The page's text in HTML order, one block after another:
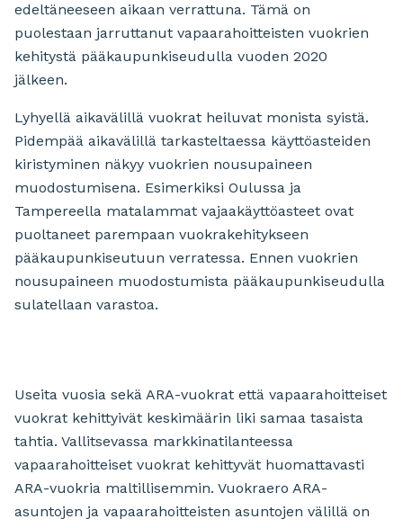
edeltäneeseen aikaan verrattuna. Tämä on
puolestaan jarruttanut vapaarahoitteisten vuokrien
kehitystä pääkaupunkiseudulla vuoden 2020
jälkeen.
Lyhyellä aikavälillä vuokrat heiluvat monista syistä.
Pidempää aikavälillä tarkasteltaessa käyttöasteiden
kiristyminen näkyy vuokrien nousupaineen
muodostumisena. Esimerkiksi Oulussa ja
Tampereella matalammat vajaakäyttöasteet ovat
puoltaneet parempaan vuokrakehitykseen
pääkaupunkiseutuun verratessa. Ennen vuokrien
nousupaineen muodostumista pääkaupunkiseudulla
sulatellaan varastoa.
Useita vuosia sekä ARA-vuokrat että vapaarahoitteiset
vuokrat kehittyivät keskimäärin liki samaa tasaista
tahtia. Vallitsevassa markkinatilanteessa
vapaarahoitteiset vuokrat kehittyvät huomattavasti
ARA-vuokria maltillisemmin. Vuokraero ARA-
asuntojen ja vapaarahoitteisten asuntojen välillä on